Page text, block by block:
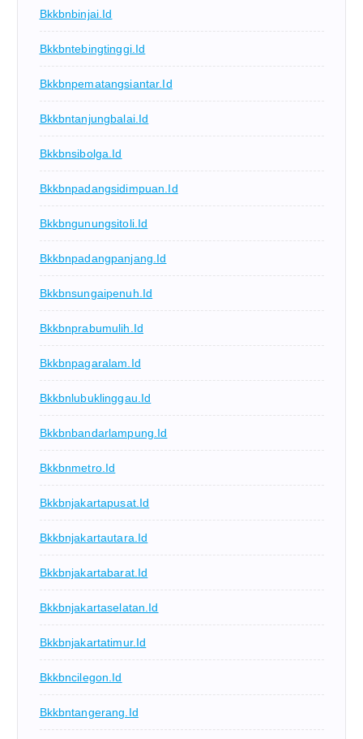
Bkkbnbinjai.id
Bkkbntebingtinggi.id
Bkkbnpematangsiantar.id
Bkkbntanjungbalai.id
Bkkbnsibolga.id
Bkkbnpadangsidimpuan.id
Bkkbngunungsitoli.id
Bkkbnpadangpanjang.id
Bkkbnsungaipenuh.id
Bkkbnprabumulih.id
Bkkbnpagaralam.id
Bkkbnlubuklinggau.id
Bkkbnbandarlampung.id
Bkkbnmetro.id
Bkkbnjakartapusat.id
Bkkbnjakartautara.id
Bkkbnjakartabarat.id
Bkkbnjakartaselatan.id
Bkkbnjakartatimur.id
Bkkbncilegon.id
Bkkbntangerang.id